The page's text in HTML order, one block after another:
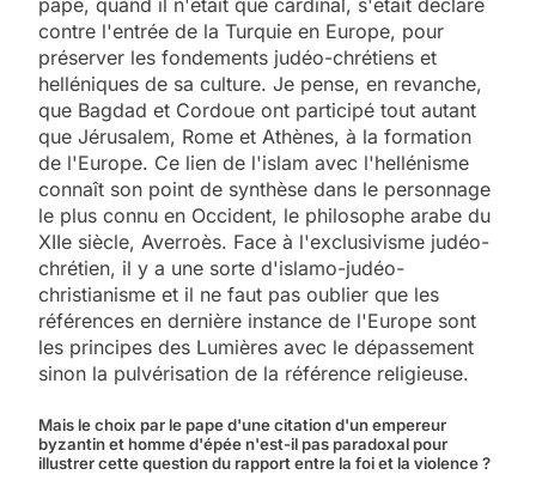
pape, quand il n'était que cardinal, s'était déclaré
contre l'entrée de la Turquie en Europe, pour
préserver les fondements judéo-chrétiens et
helléniques de sa culture. Je pense, en revanche,
que Bagdad et Cordoue ont participé tout autant
que Jérusalem, Rome et Athènes, à la formation
de l'Europe. Ce lien de l'islam avec l'hellénisme
connaît son point de synthèse dans le personnage
le plus connu en Occident, le philosophe arabe du
XIIe siècle, Averroès. Face à l'exclusivisme judéo-
chrétien, il y a une sorte d'islamo-judéo-
christianisme et il ne faut pas oublier que les
références en dernière instance de l'Europe sont
les principes des Lumières avec le dépassement
sinon la pulvérisation de la référence religieuse.
Mais le choix par le pape d'une citation d'un empereur
byzantin et homme d'épée n'est-il pas paradoxal pour
illustrer cette question du rapport entre la foi et la violence ?